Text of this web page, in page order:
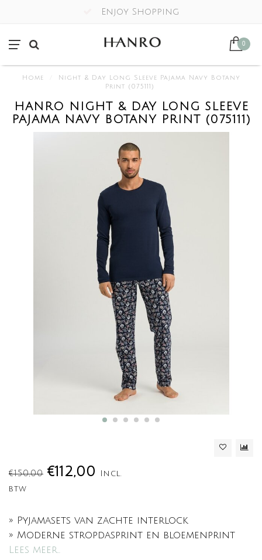
Enjoy Shopping
0
Home
Night & Day Long Sleeve Pajama Navy Botany
Print (075111)
HANRO NIGHT & DAY LONG SLEEVE
PAJAMA NAVY BOTANY PRINT (075111)
€150,00 €112,00
Incl.
btw
» Pyjamasets van zachte interlock
» Moderne stropdasprint en bloemenprint
Lees meer..